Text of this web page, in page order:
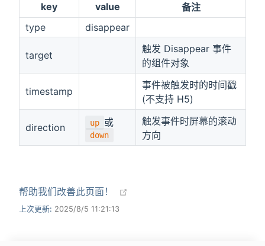
key value
备注
type
disappear
target
触发 Disappear 事件
的组件对象
timestamp
事件被触发时的时间戳
(不支持 H5)
direction up 或
down
触发事件时屏幕的滚动
方向
帮助我们改善此页面！
上次更新: 2025/8/5 11:21:13